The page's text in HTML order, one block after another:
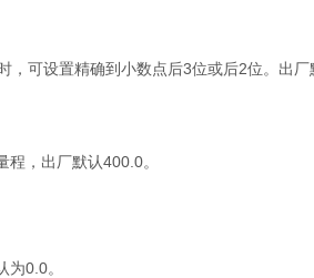
，可设置精确到小数点后3位或后2位。出厂
，出厂默认400.0。
0.0。